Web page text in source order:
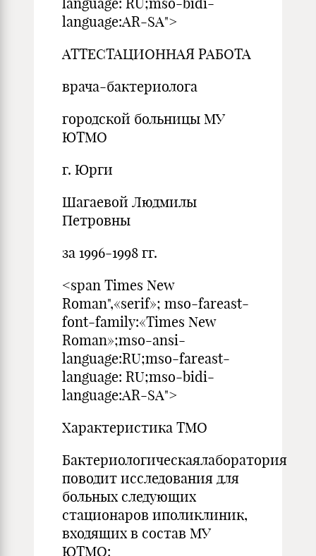
language:AR-SA">
АТТЕСТАЦИОННАЯ РАБОТА
врача-бактериолога
городской больницы МУ
ЮТМО
г. Юрги
Шагаевой Людмилы
Петровны
за 1996-1998 гг.
<span Times New
Roman",«serif»; mso-fareast-
font-family:«Times New
Roman»;mso-ansi-
language:RU;mso-fareast-
language: RU;mso-bidi-
language:AR-SA">
Характеристика ТМО
Бактериологическаялаборатория
поводит исследования для
больных следующих
стационаров иполиклиник,
входящих в состав МУ
ЮТМО: